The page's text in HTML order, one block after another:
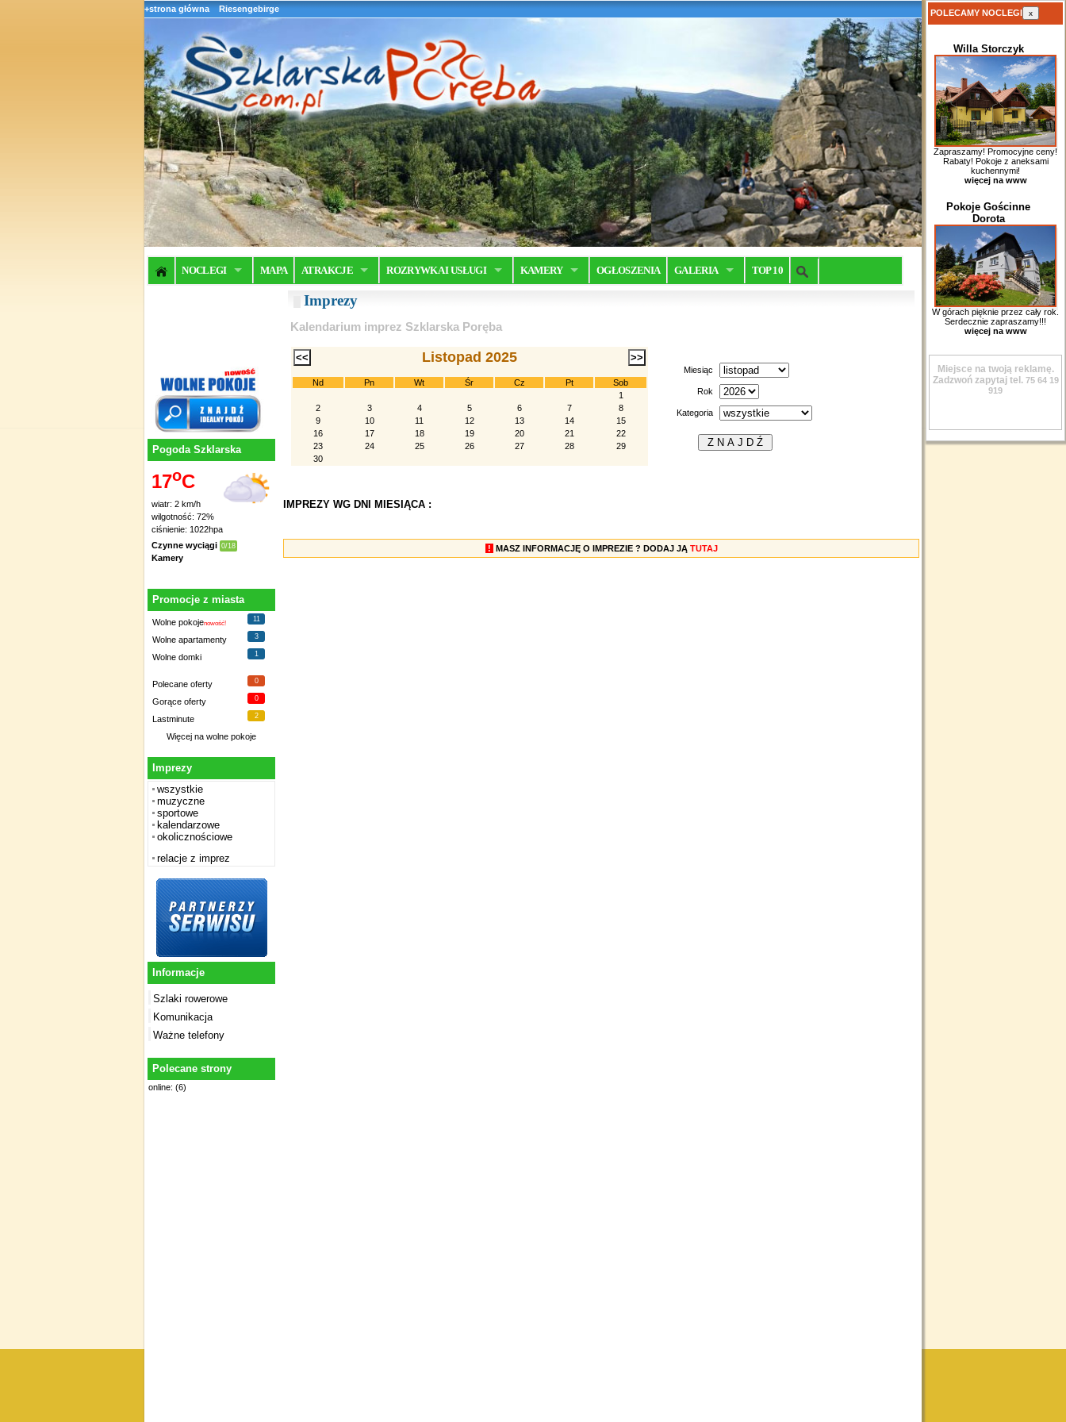
+strona główna Riesengebirge
NOCLEGI MAPA ATRAKCJE ROZRYWKA I USŁUGI KAMERY OGŁOSZENIA GALERIA TOP 10
Pogoda Szklarska
17oC
wiatr: 2 km/h
wilgotność: 72%
ciśnienie: 1022hpa
Czynne wyciągi 0/18
Kamery
Promocje z miasta
Wolne pokojenowość!
11
Wolne apartamenty 3
Wolne domki 1
Polecane oferty 0
Gorące oferty 0
Lastminute 2
Więcej na wolne pokoje
Imprezy
wszystkie
muzyczne
sportowe
kalendarzowe
okolicznościowe
relacje z imprez
Informacje
Szlaki rowerowe
Komunikacja
Ważne telefony
Polecane strony
online: (6)
Imprezy
Kalendarium imprez Szklarska Poręba
Listopad 2025
Nd Pn Wt Śr Cz Pt
Sob
1
2
3 4 5 6 7
8
9
10 11 12 13 14
15
16
17 18 19 20 21
22
23
24 25 26 27 28
29
30
Miesiąc
Rok
Kategoria
IMPREZY WG DNI MIESIĄCA :
! MASZ INFORMACJĘ O IMPREZIE ? DODAJ JĄ TUTAJ
POLECAMY NOCLEGI x
Willa Storczyk
Zapraszamy! Promocyjne ceny!
Rabaty! Pokoje z aneksami
kuchennymi!
więcej na www
Pokoje Gościnne
Dorota
W górach pięknie przez cały rok.
Serdecznie zapraszamy!!!
więcej na www
Miejsce na twoją reklamę.
Zadzwoń zapytaj tel. 75 64 19
919